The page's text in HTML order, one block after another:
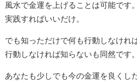
風水で金運を上げることは可能です
実践すればいいだけ。
でも知っただけで何も行動しなけれ
行動しなければ知らないも同然です。
あなたも少しでも今の金運を良くし